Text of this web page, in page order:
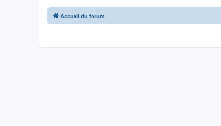
Accueil du forum